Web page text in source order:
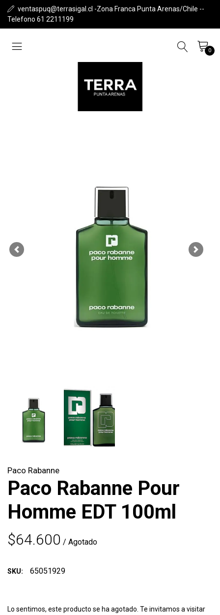
ventaspuq@terrasigal.cl -Zona Franca Punta Arenas/Chile --
Telefono 61 2211199
0
Previous Next
Paco Rabanne
Paco Rabanne Pour
Homme EDT 100ml
$64.600 / Agotado
SKU: 65051929
Lo sentimos, este producto se ha agotado. Te invitamos a visitar